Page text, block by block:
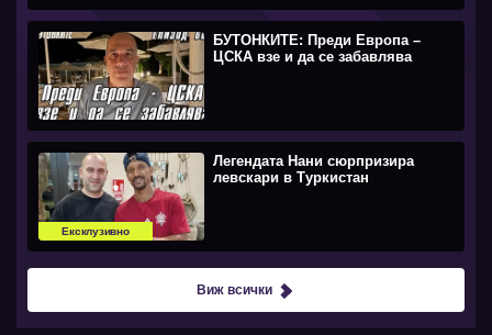
БУТОНКИТЕ: Преди Европа –
ЦСКА взе и да се забавлява
Ексклузивно
Легендата Нани сюрпризира
левскари в Туркистан
Виж всички